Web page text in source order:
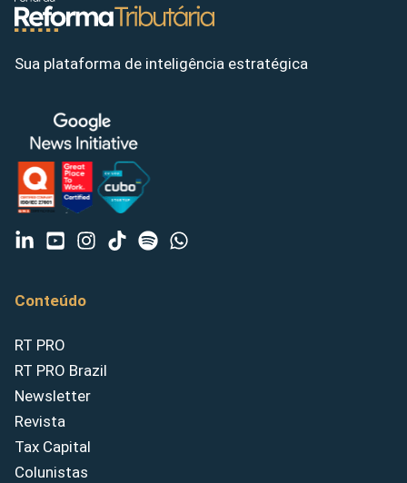
Sua plataforma de inteligência estratégica
Conteúdo
RT PRO
RT PRO Brazil
Newsletter
Revista
Tax Capital
Colunistas